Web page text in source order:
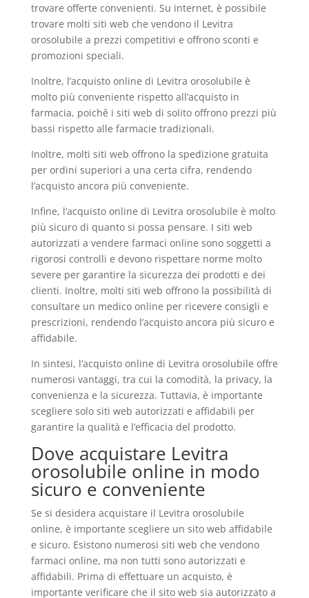
trovare offerte convenienti. Su internet, è possibile
trovare molti siti web che vendono il Levitra
orosolubile a prezzi competitivi e offrono sconti e
promozioni speciali.
Inoltre, l’acquisto online di Levitra orosolubile è
molto più conveniente rispetto all’acquisto in
farmacia, poichê i siti web di solito offrono prezzi più
bassi rispetto alle farmacie tradizionali.
Inoltre, molti siti web offrono la spedizione gratuita
per ordini superiori a una certa cifra, rendendo
l’acquisto ancora più conveniente.
Infine, l’acquisto online di Levitra orosolubile è molto
più sicuro di quanto si possa pensare. I siti web
autorizzati a vendere farmaci online sono soggetti a
rigorosi controlli e devono rispettare norme molto
severe per garantire la sicurezza dei prodotti e dei
clienti. Inoltre, molti siti web offrono la possibilità di
consultare un medico online per ricevere consigli e
prescrizioni, rendendo l’acquisto ancora più sicuro e
affidabile.
In sintesi, l’acquisto online di Levitra orosolubile offre
numerosi vantaggi, tra cui la comodità, la privacy, la
convenienza e la sicurezza. Tuttavia, è importante
scegliere solo siti web autorizzati e affidabili per
garantire la qualità e l’efficacia del prodotto.
Dove acquistare Levitra
orosolubile online in modo
sicuro e conveniente
Se si desidera acquistare il Levitra orosolubile
online, è importante scegliere un sito web affidabile
e sicuro. Esistono numerosi siti web che vendono
farmaci online, ma non tutti sono autorizzati e
affidabili. Prima di effettuare un acquisto, è
importante verificare che il sito web sia autorizzato a